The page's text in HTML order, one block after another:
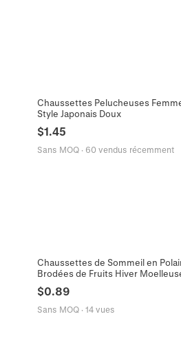
Chaussettes Pelucheuses
Style Japonais Doux
$1.45
Sans MOQ· 60 vendus récemment
Chaussettes de Sommeil en
Brodées de Fruits Hiver
$0.89
Sans MOQ· 14 vues